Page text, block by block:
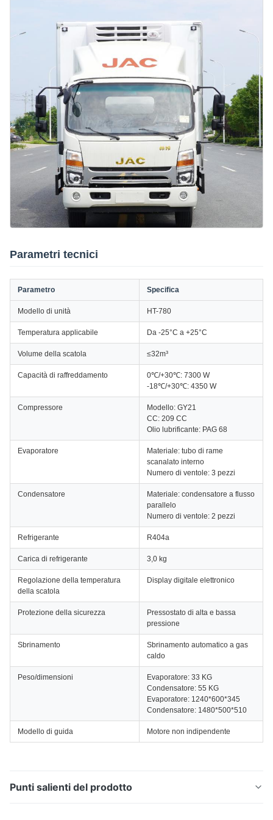
Parametri tecnici
Parametro Specifica
Modello di unità HT-780
Temperatura applicabile Da -25°C a +25°C
Volume della scatola ≤32m³
Capacità di raffreddamento
0℃/+30℃: 7300 W
-18℃/+30℃: 4350 W
Compressore
Modello: GY21
CC: 209 CC
Olio lubrificante: PAG 68
Evaporatore
Materiale: tubo di rame
scanalato interno
Numero di ventole: 3 pezzi
Condensatore
Materiale: condensatore a flusso
parallelo
Numero di ventole: 2 pezzi
Refrigerante R404a
Carica di refrigerante 3,0 kg
Regolazione della temperatura
della scatola
Display digitale elettronico
Protezione della sicurezza
Pressostato di alta e bassa
pressione
Sbrinamento
Sbrinamento automatico a gas
caldo
Peso/dimensioni
Evaporatore: 33 KG
Condensatore: 55 KG
Evaporatore: 1240*600*345
Condensatore: 1480*500*510
Modello di guida Motore non indipendente
Punti salienti del prodotto